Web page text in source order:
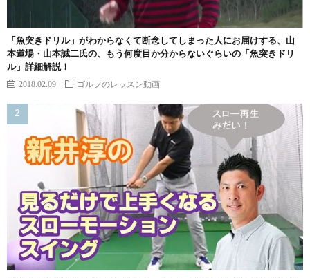
「魚突きドリル」がわからなくて断念してしまった人にお届けする、山
本道場・山本誠二氏の、もう何度目か分からないぐらいの「魚突きドリ
ル」詳細解説！
2018.02.09 ゴルフのレッスン動画